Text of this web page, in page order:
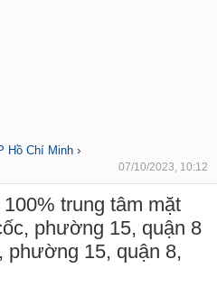
Hồ Chí Minh ›
07/10/2023, 10:12
trung tâm mặt
phường 15, quận 8
phường 15, quận 8,